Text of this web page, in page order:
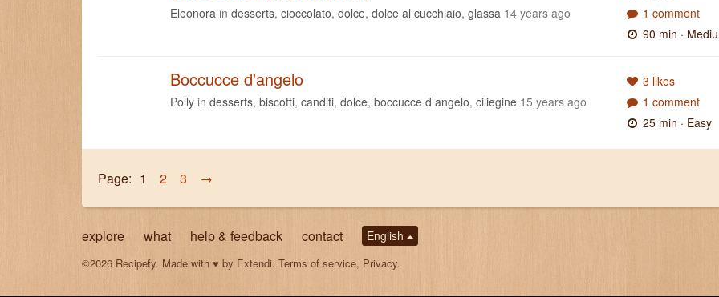
Eleonora in desserts, cioccolato, dolce, dolce al cucchiaio, glassa 14 years ago
1 comment
90 min ·
Boccucce d'angelo
Polly in desserts, biscotti, canditi, dolce, boccucce d angelo, ciliegine 15 years ago
3 likes
1 comment
25 min · Easy
Page: 1 2 3 →
explore what help & feedback contact English
©2026 Recipefy. Made with ♥ by Extendi. Terms of service, Privacy.